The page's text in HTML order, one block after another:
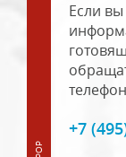
Если
+7